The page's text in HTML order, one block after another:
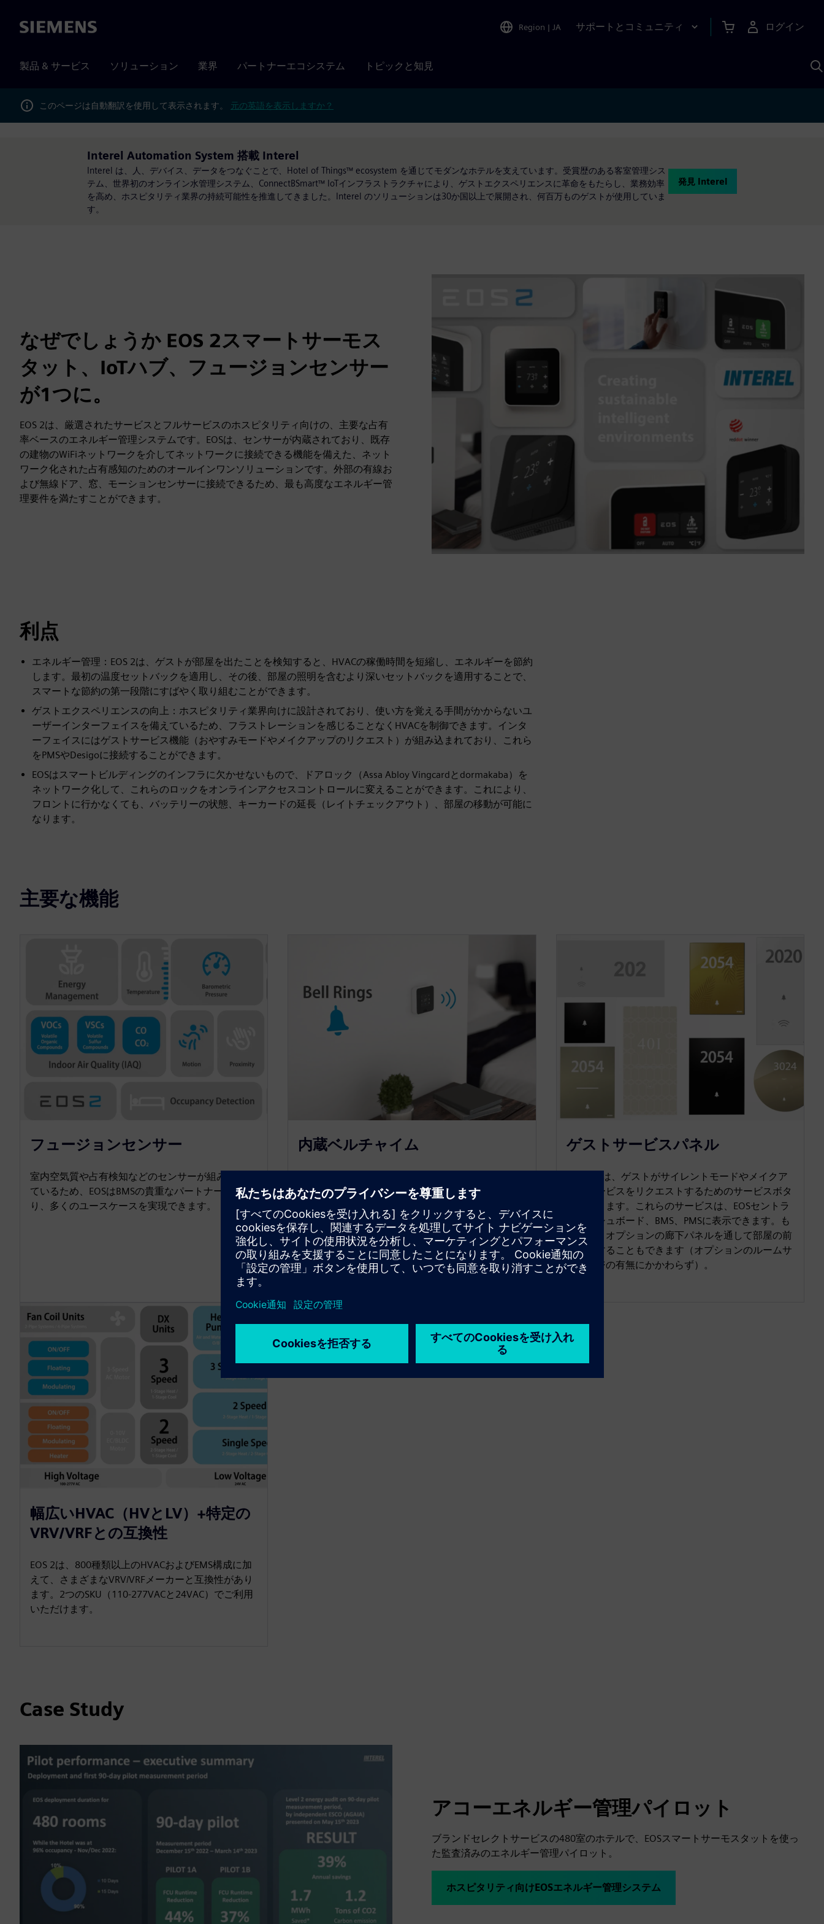
Siemens Region | JA サポートとコミュニティ ログイン
製品 & サービス ソリューション 業界 パートナーエコシステム トピックと知見
このページは自動翻訳を使用して表示されます。 元の英語を表示しますか？
Interel Automation System 搭載 Interel
Interel は、人、デバイス、データをつなぐことで、Hotel of Things™ ecosystem を通じてモダンなホテルを支えています。受賞歴のある客室管理シス
テム、世界初のオンライン水管理システム、ConnectBSmart™ IoTインフラストラクチャにより、ゲストエクスペリエンスに革命をもたらし、業務効率
を高め、ホスピタリティ業界の持続可能性を推進してきました。Interel のソリューションは30か国以上で展開され、何百万ものゲストが使用していま
す。
発見 Interel
なぜでしょうか EOS 2スマートサーモス
タット、IoTハブ、フュージョンセンサー
が1つに。
EOS 2は、厳選されたサービスとフルサービスのホスピタリティ向けの、主要な占有
率ベースのエネルギー管理システムです。EOSは、センサーが内蔵されており、既存
の建物のWiFiネットワークを介してネットワークに接続できる機能を備えた、ネット
ワーク化された占有感知のためのオールインワンソリューションです。外部の有線お
よび無線ドア、窓、モーションセンサーに接続できるため、最も高度なエネルギー管
理要件を満たすことができます。
利点
エネルギー管理：EOS 2は、ゲストが部屋を出たことを検知すると、HVACの稼働時間を短縮し、エネルギーを節約
します。最初の温度セットバックを適用し、その後、部屋の照明を含むより深いセットバックを適用することで、
スマートな節約の第一段階にすばやく取り組むことができます。
ゲストエクスペリエンスの向上：ホスピタリティ業界向けに設計されており、使い方を覚える手間がかからないユ
ーザーインターフェイスを備えているため、フラストレーションを感じることなくHVACを制御できます。インタ
ーフェイスにはゲストサービス機能（おやすみモードやメイクアップのリクエスト）が組み込まれており、これら
をPMSやDesigoに接続することができます。
EOSはスマートビルディングのインフラに欠かせないもので、ドアロック（Assa Abloy Vingcardとdormakaba）を
ネットワーク化して、これらのロックをオンラインアクセスコントロールに変えることができます。これにより、
フロントに行かなくても、バッテリーの状態、キーカードの延長（レイトチェックアウト）、部屋の移動が可能に
なります。
主要な機能
フュージョンセンサー
室内空気質や占有検知などのセンサーが組み込まれ
ているため、EOSはBMSの貴重なパートナーとな
り、多くのユースケースを実現できます。
内蔵ベルチャイム
オプションの廊下パネル（部屋の看板の有無にかか
わらず）から鳴らすことができる仮想ベルチャイム
の役割を果たします
ゲストサービスパネル
EOS 2には、ゲストがサイレントモードやメイクア
ップサービスをリクエストするためのサービスボタ
ンがあります。これらのサービスは、EOSセントラ
ルダッシュボード、BMS、PMSに表示できます。も
ちろん、オプションの廊下パネルを通して部屋の前
に表示することもできます（オプションのルームサ
イネージの有無にかかわらず）。
幅広いHVAC（HVとLV）+特定の
VRV/VRFとの互換性
EOS 2は、800種類以上のHVACおよびEMS構成に加
えて、さまざまなVRV/VRFメーカーと互換性があり
ます。2つのSKU（110-277VACと24VAC）でご利用
いただけます。
Case Study
アコーエネルギー管理パイロット
ブランドセレクトサービスの480室のホテルで、EOSスマートサーモスタットを使っ
た監査済みのエネルギー管理パイロット。
ホスピタリティ向けEOSエネルギー管理システム